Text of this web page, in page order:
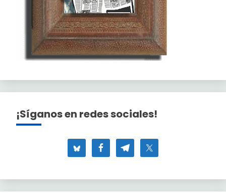
¡Síganos en redes sociales!